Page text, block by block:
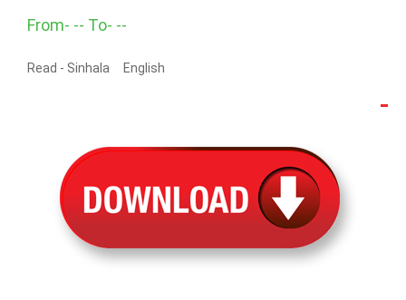
From- -- To- --
Read - Sinhala English